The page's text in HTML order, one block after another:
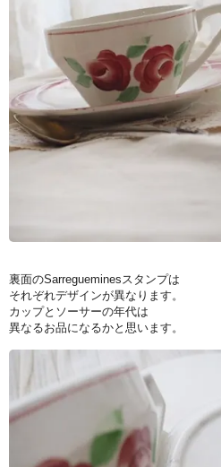
裏面のSarregueminesスタンプは
それぞれデザインが異なります。
カップとソーサーの年代は
異なるお品になるかと思います。